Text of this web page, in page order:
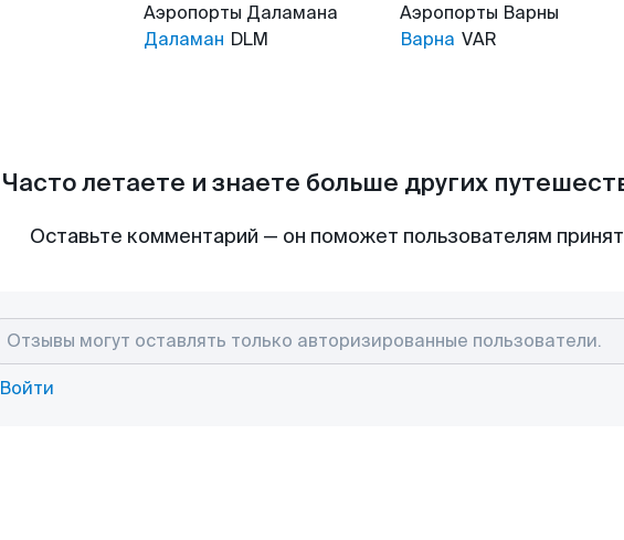
Аэропорты Даламана
Даламан DLM
Аэропорты Варны
Варна VAR
Часто летаете и знаете больше других
Оставьте комментарий — он поможет пользователям
Войти